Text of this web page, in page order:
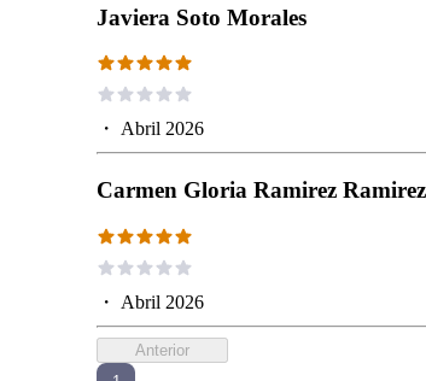
Javiera Soto Morales
・ Abril 2026
Carmen Gloria Ramirez Ramirez
・ Abril 2026
Anterior